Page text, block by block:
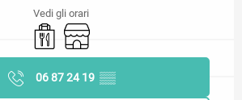
Vedi gli orari
Vendite da asporto
Negozio
06 87 24 19 ▒▒